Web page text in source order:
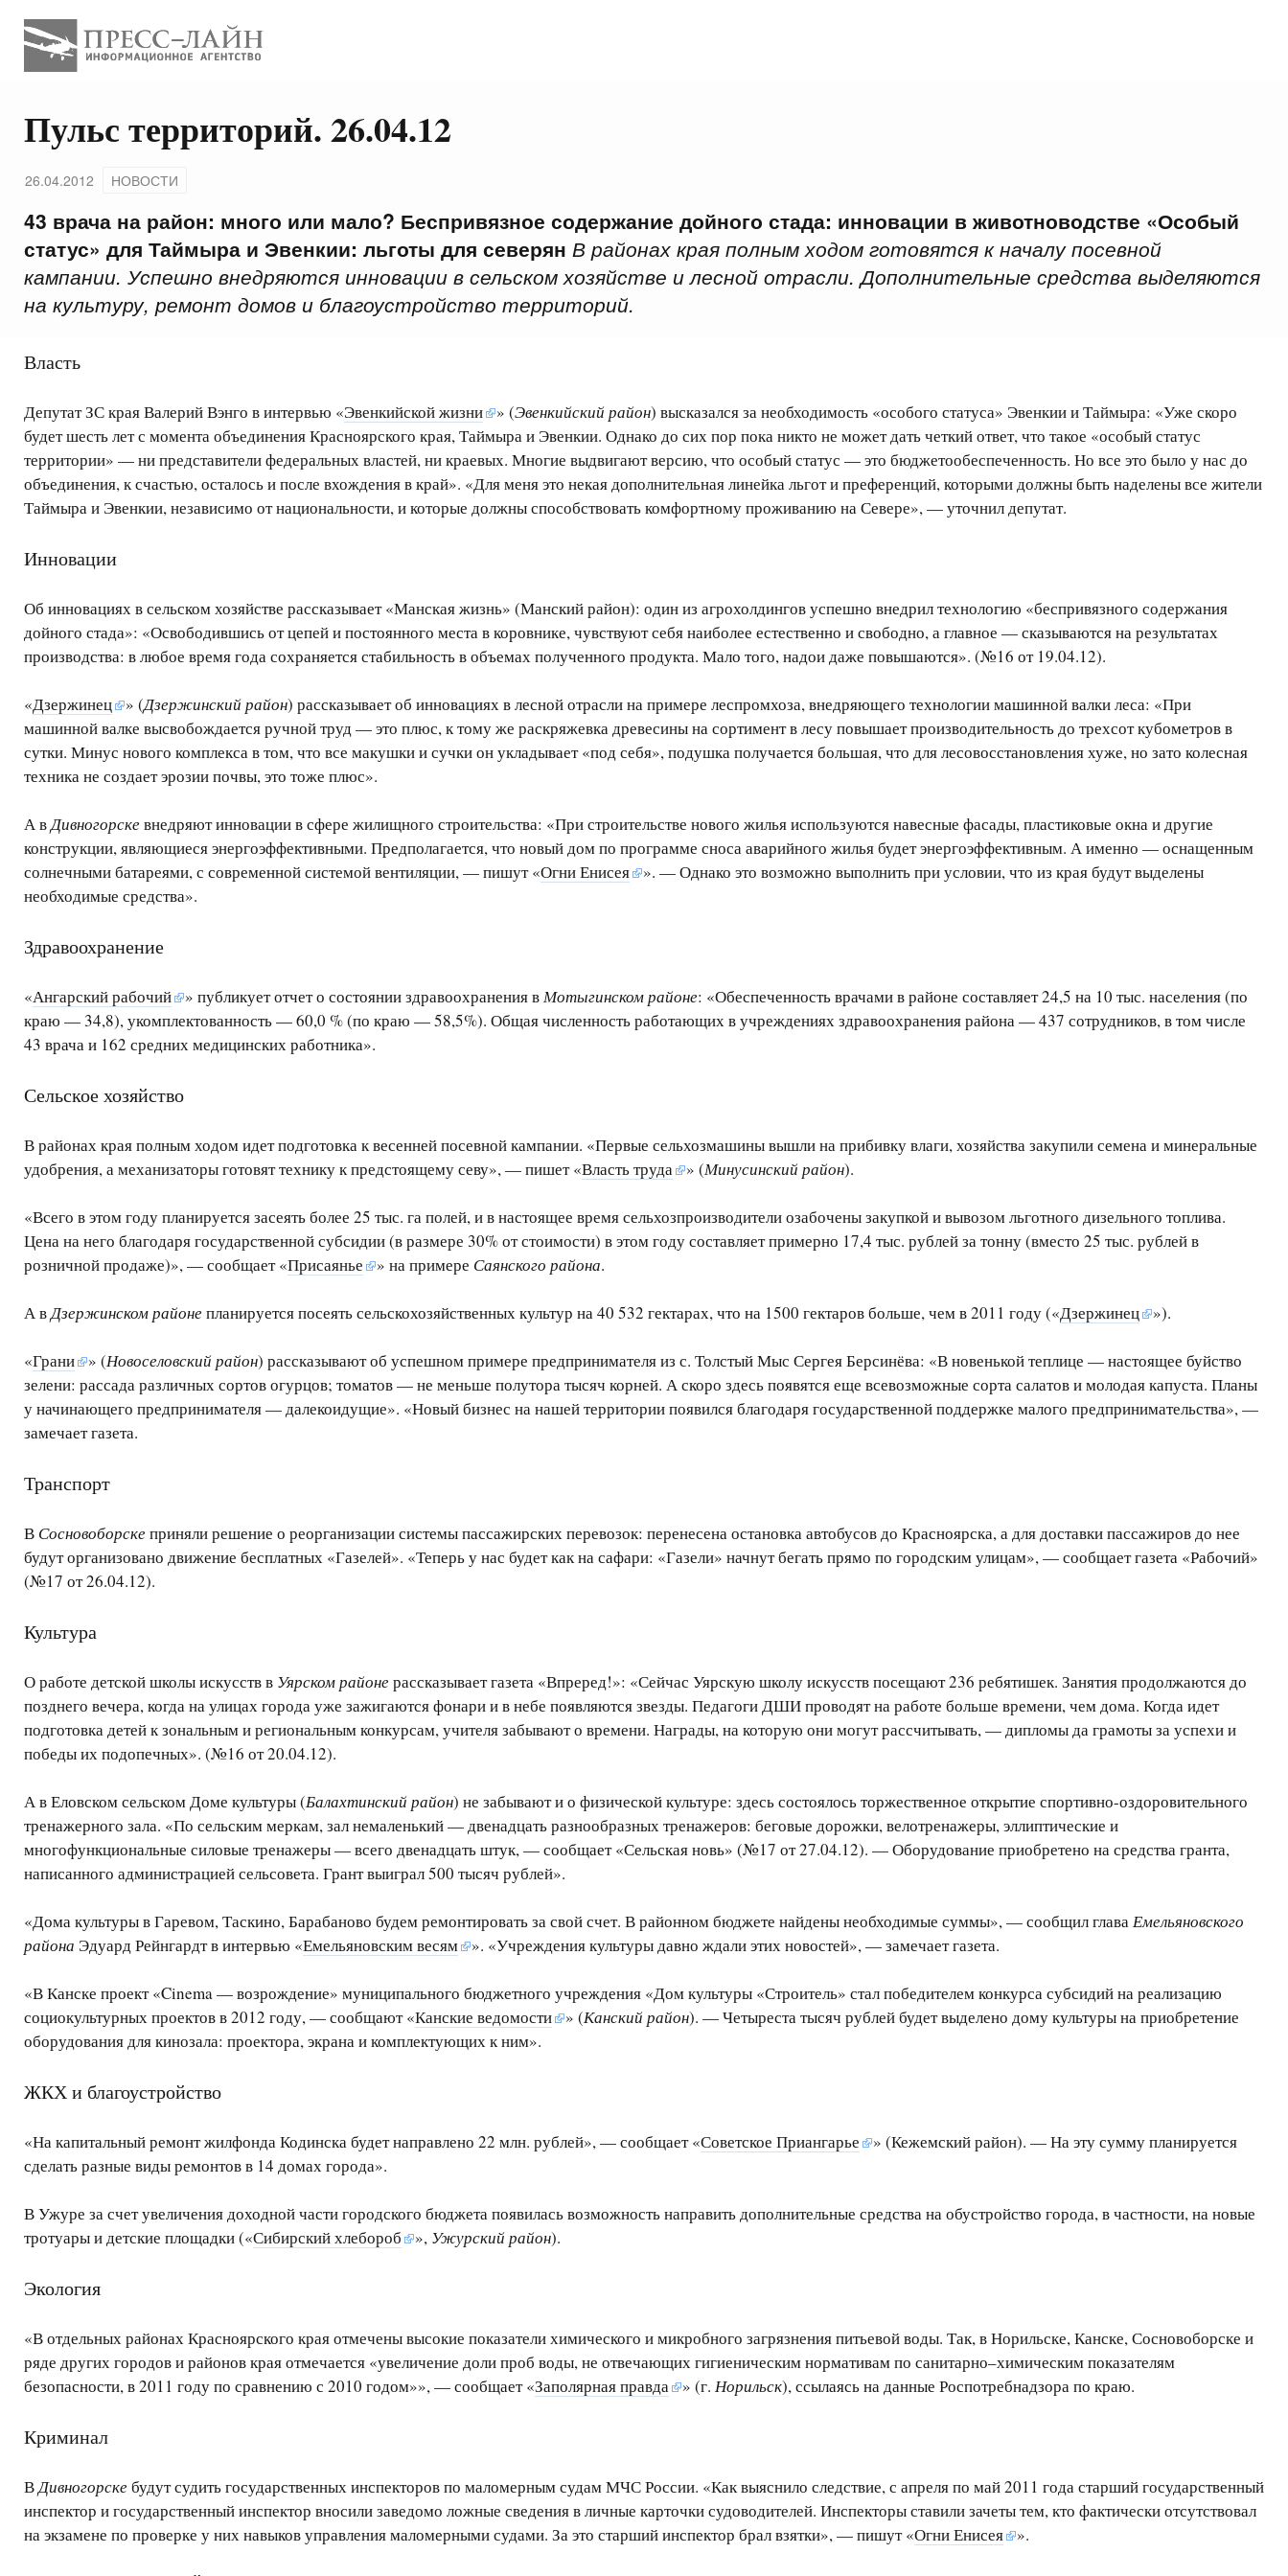
Пульс территорий. 26.04.12
26.04.2012 НОВОСТИ
43 врача на район: много или мало? Беспривязное содержание дойного стада: инновации в животноводстве «Особый
статус» для Таймыра и Эвенкии: льготы для северян В районах края полным ходом готовятся к началу посевной
кампании. Успешно внедряются инновации в сельском хозяйстве и лесной отрасли. Дополнительные средства выделяются
на культуру, ремонт домов и благоустройство территорий.
Власть
Депутат ЗС края Валерий Вэнго в интервью «Эвенкийской жизни » (Эвенкийский район) высказался за необходимость «особого статуса» Эвенкии и Таймыра: «Уже скоро
будет шесть лет с момента объединения Красноярского края, Таймыра и Эвенкии. Однако до сих пор пока никто не может дать четкий ответ, что такое «особый статус
территории» — ни представители федеральных властей, ни краевых. Многие выдвигают версию, что особый статус — это бюджетообеспеченность. Но все это было у нас до
объединения, к счастью, осталось и после вхождения в край». «Для меня это некая дополнительная линейка льгот и преференций, которыми должны быть наделены все жители
Таймыра и Эвенкии, независимо от национальности, и которые должны способствовать комфортному проживанию на Севере», — уточнил депутат.
Инновации
Об инновациях в сельском хозяйстве рассказывает «Манская жизнь» (Манский район): один из агрохолдингов успешно внедрил технологию «беспривязного содержания
дойного стада»: «Освободившись от цепей и постоянного места в коровнике, чувствуют себя наиболее естественно и свободно, а главное — сказываются на результатах
производства: в любое время года сохраняется стабильность в объемах полученного продукта. Мало того, надои даже повышаются». (№16 от 19.04.12).
«Дзержинец » (Дзержинский район) рассказывает об инновациях в лесной отрасли на примере леспромхоза, внедряющего технологии машинной валки леса: «При
машинной валке высвобождается ручной труд — это плюс, к тому же раскряжевка древесины на сортимент в лесу повышает производительность до трехсот кубометров в
сутки. Минус нового комплекса в том, что все макушки и сучки он укладывает «под себя», подушка получается большая, что для лесовосстановления хуже, но зато колесная
техника не создает эрозии почвы, это тоже плюс».
А вДивногорске внедряют инновации в сфере жилищного строительства: «При строительстве нового жилья используются навесные фасады, пластиковые окна и другие
конструкции, являющиеся энергоэффективными. Предполагается, что новый дом по программе сноса аварийного жилья будет энергоэффективным. А именно — оснащенным
солнечными батареями, с современной системой вентиляции, — пишут «Огни Енисея
». — Однако это возможно выполнить при условии, что из края будут выделены
необходимые средства».
Здравоохранение
«Ангарский рабочий » публикует отчет о состоянии здравоохранения вМотыгинском районе: «Обеспеченность врачами в районе составляет 24,5 на 10 тыс. населения (по
краю — 34,8), укомплектованность — 60,0 % (по краю — 58,5%). Общая численность работающих в учреждениях здравоохранения района — 437 сотрудников, в том числе
43 врача и 162 средних медицинских работника».
Сельское хозяйство
В районах края полным ходом идет подготовка к весенней посевной кампании. «Первые сельхозмашины вышли на прибивку влаги, хозяйства закупили семена и минеральные
удобрения, а механизаторы готовят технику к предстоящему севу», — пишет «Власть труда » (Минусинский район).
«Всего в этом году планируется засеять более 25 тыс. га полей, и в настоящее время сельхозпроизводители озабочены закупкой и вывозом льготного дизельного топлива.
Цена на него благодаря государственной субсидии (в размере 30% от стоимости) в этом году составляет примерно 17,4 тыс. рублей за тонну (вместо 25 тыс. рублей в
розничной продаже)», — сообщает «Присаянье » на примере Саянского района.
А вДзержинском районе планируется посеять сельскохозяйственных культур на 40 532 гектарах, что на 1500 гектаров больше, чем в 2011 году («Дзержинец »).
«Грани » (Новоселовский район) рассказывают об успешном примере предпринимателя из с. Толстый Мыс Сергея Берсинёва: «В новенькой теплице — настоящее буйство
зелени: рассада различных сортов огурцов; томатов — не меньше полутора тысяч корней. А скоро здесь появятся еще всевозможные сорта салатов и молодая капуста. Планы
у начинающего предпринимателя — далекоидущие». «Новый бизнес на нашей территории появился благодаря государственной поддержке малого предпринимательства», —
замечает газета.
Транспорт
В Сосновоборске приняли решение о реорганизации системы пассажирских перевозок: перенесена остановка автобусов до Красноярска, а для доставки пассажиров до нее
будут организовано движение бесплатных «Газелей». «Теперь у нас будет как на сафари: «Газели» начнут бегать прямо по городским улицам», — сообщает газета «Рабочий»
(№17 от 26.04.12).
Культура
О работе детской школы искусств в Уярском районе рассказывает газета «Впреред!»: «Сейчас Уярскую школу искусств посещают 236 ребятишек. Занятия продолжаются до
позднего вечера, когда на улицах города уже зажигаются фонари и в небе появляются звезды. Педагоги ДШИ проводят на работе больше времени, чем дома. Когда идет
подготовка детей к зональным и региональным конкурсам, учителя забывают о времени. Награды, на которую они могут рассчитывать, — дипломы да грамоты за успехи и
победы их подопечных». (№16 от 20.04.12).
А в Еловском сельском Доме культуры (Балахтинский район) не забывают и о физической культуре: здесь состоялось торжественное открытие спортивно-оздоровительного
тренажерного зала. «По сельским меркам, зал немаленький — двенадцать разнообразных тренажеров: беговые дорожки, велотренажеры, эллиптические и
многофункциональные силовые тренажеры — всего двенадцать штук, — сообщает «Сельская новь» (№17 от 27.04.12). — Оборудование приобретено на средства гранта,
написанного администрацией сельсовета. Грант выиграл 500 тысяч рублей».
«Дома культуры в Гаревом, Таскино, Барабаново будем ремонтировать за свой счет. В районном бюджете найдены необходимые суммы», — сообщил главаЕмельяновского
района Эдуард Рейнгардт в интервью «Емельяновским весям ». «Учреждения культуры давно ждали этих новостей», — замечает газета.
«В Канске проект «Cinema — возрождение» муниципального бюджетного учреждения «Дом культуры «Строитель» стал победителем конкурса субсидий на реализацию
социокультурных проектов в 2012 году, — сообщают «Канские ведомости » (Канский район). — Четыреста тысяч рублей будет выделено дому культуры на приобретение
оборудования для кинозала: проектора, экрана и комплектующих к ним».
ЖКХ и благоустройство
«На капитальный ремонт жилфонда Кодинска будет направлено 22 млн. рублей», — сообщает «Советское Приангарье
» (Кежемский район). — На эту сумму планируется
сделать разные виды ремонтов в 14 домах города».
В Ужуре за счет увеличения доходной части городского бюджета появилась возможность направить дополнительные средства на обустройство города, в частности, на новые
тротуары и детские площадки («Сибирский хлебороб », Ужурский район).
Экология
«В отдельных районах Красноярского края отмечены высокие показатели химического и микробного загрязнения питьевой воды. Так, в Норильске, Канске, Сосновоборске и
ряде других городов и районов края отмечается «увеличение доли проб воды, не отвечающих гигиеническим нормативам по санитарно–химическим показателям
безопасности, в 2011 году по сравнению с 2010 годом»», — сообщает «Заполярная правда » (г. Норильск), ссылаясь на данные Роспотребнадзора по краю.
Криминал
ВДивногорске будут судить государственных инспекторов по маломерным судам МЧС России. «Как выяснило следствие, с апреля по май 2011 года старший государственный
инспектор и государственный инспектор вносили заведомо ложные сведения в личные карточки судоводителей. Инспекторы ставили зачеты тем, кто фактически отсутствовал
на экзамене по проверке у них навыков управления маломерными судами. За это старший инспектор брал взятки», — пишут «Огни Енисея ».